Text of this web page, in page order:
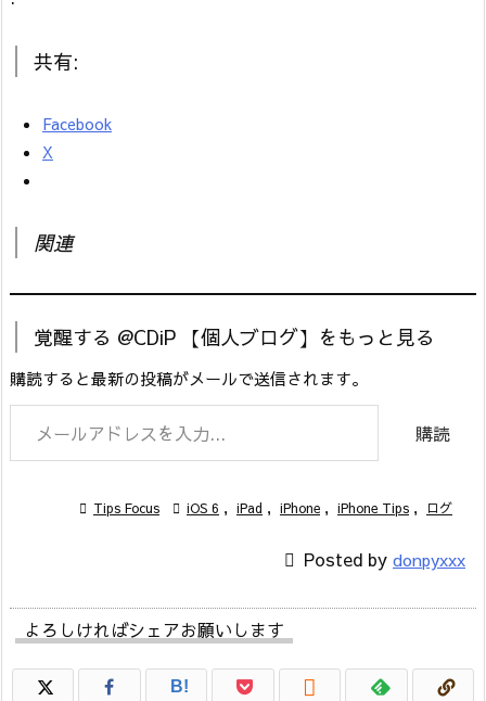
共有:
Facebook
X
関連
覚醒する @CDiP 【個人ブログ】をもっと見る
購読すると最新の投稿がメールで送信されます。
メールアドレスを入力...
購読
 Tips Focus  iOS 6 , iPad , iPhone , iPhone Tips , ログ
 Posted by donpyxxx
よろしければシェアお願いします
B! 